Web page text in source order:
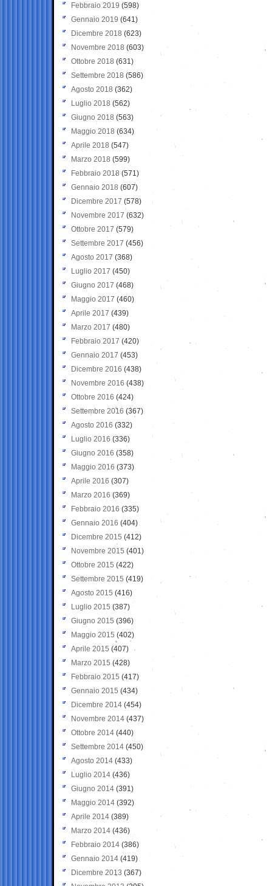
Febbraio 2019 (598)
Gennaio 2019 (641)
Dicembre 2018 (623)
Novembre 2018 (603)
Ottobre 2018 (631)
Settembre 2018 (586)
Agosto 2018 (362)
Luglio 2018 (562)
Giugno 2018 (563)
Maggio 2018 (634)
Aprile 2018 (547)
Marzo 2018 (599)
Febbraio 2018 (571)
Gennaio 2018 (607)
Dicembre 2017 (578)
Novembre 2017 (632)
Ottobre 2017 (579)
Settembre 2017 (456)
Agosto 2017 (368)
Luglio 2017 (450)
Giugno 2017 (468)
Maggio 2017 (460)
Aprile 2017 (439)
Marzo 2017 (480)
Febbraio 2017 (420)
Gennaio 2017 (453)
Dicembre 2016 (438)
Novembre 2016 (438)
Ottobre 2016 (424)
Settembre 2016 (367)
Agosto 2016 (332)
Luglio 2016 (336)
Giugno 2016 (358)
Maggio 2016 (373)
Aprile 2016 (307)
Marzo 2016 (369)
Febbraio 2016 (335)
Gennaio 2016 (404)
Dicembre 2015 (412)
Novembre 2015 (401)
Ottobre 2015 (422)
Settembre 2015 (419)
Agosto 2015 (416)
Luglio 2015 (387)
Giugno 2015 (396)
Maggio 2015 (402)
Aprile 2015 (407)
Marzo 2015 (428)
Febbraio 2015 (417)
Gennaio 2015 (434)
Dicembre 2014 (454)
Novembre 2014 (437)
Ottobre 2014 (440)
Settembre 2014 (450)
Agosto 2014 (433)
Luglio 2014 (436)
Giugno 2014 (391)
Maggio 2014 (392)
Aprile 2014 (389)
Marzo 2014 (436)
Febbraio 2014 (386)
Gennaio 2014 (419)
Dicembre 2013 (367)